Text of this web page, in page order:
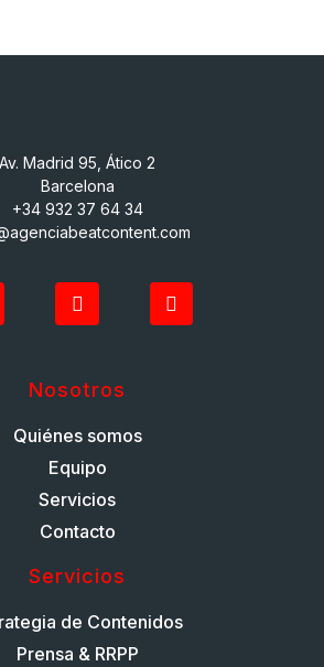
Av. Madrid 95, Ático 2
Barcelona
+34 932 37 64 34
Nosotros
Quiénes somos
Equipo
Servicios
Contacto
Servicios
de Contenidos
Prensa & RRPP